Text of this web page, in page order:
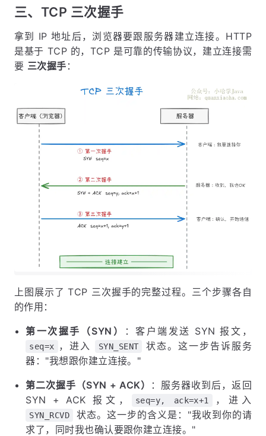
三、TCP 三次握手
拿到 IP 地址后，浏览器要跟服务器建立连接。HTTP
是基于 TCP 的，TCP 是可靠的传输协议，建立连接需
要 三次握手 ：
上图展示了 TCP 三次握手的完整过程。三个步骤各自
的作用：
第一次握手（SYN） ：客户端发送 SYN 报文，
seq=x ，进入 SYN_SENT
状态。这一步告诉服务
器："我想跟你建立连接。"
第二次握手（SYN + ACK）
：服务器收到后，返回
SYN + ACK 报文，
seq=y, ack=x+1 ，进入
SYN_RCVD
状态。这一步的含义是："我收到你的请
求了，同时我也确认要跟你建立连接。"